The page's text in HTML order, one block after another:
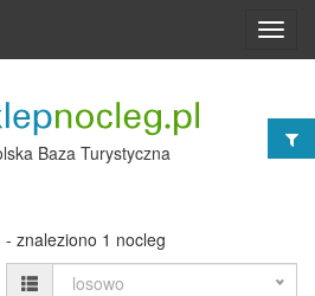
Baza Turystyczna
- znaleziono 1 nocleg
losowo